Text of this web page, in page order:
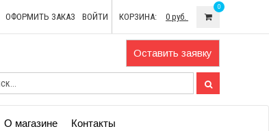
ОФОРМИТЬ ЗАКАЗ ВОЙТИ КОРЗИНА: 0 руб.
0
Оставить заявку
О магазине Контакты